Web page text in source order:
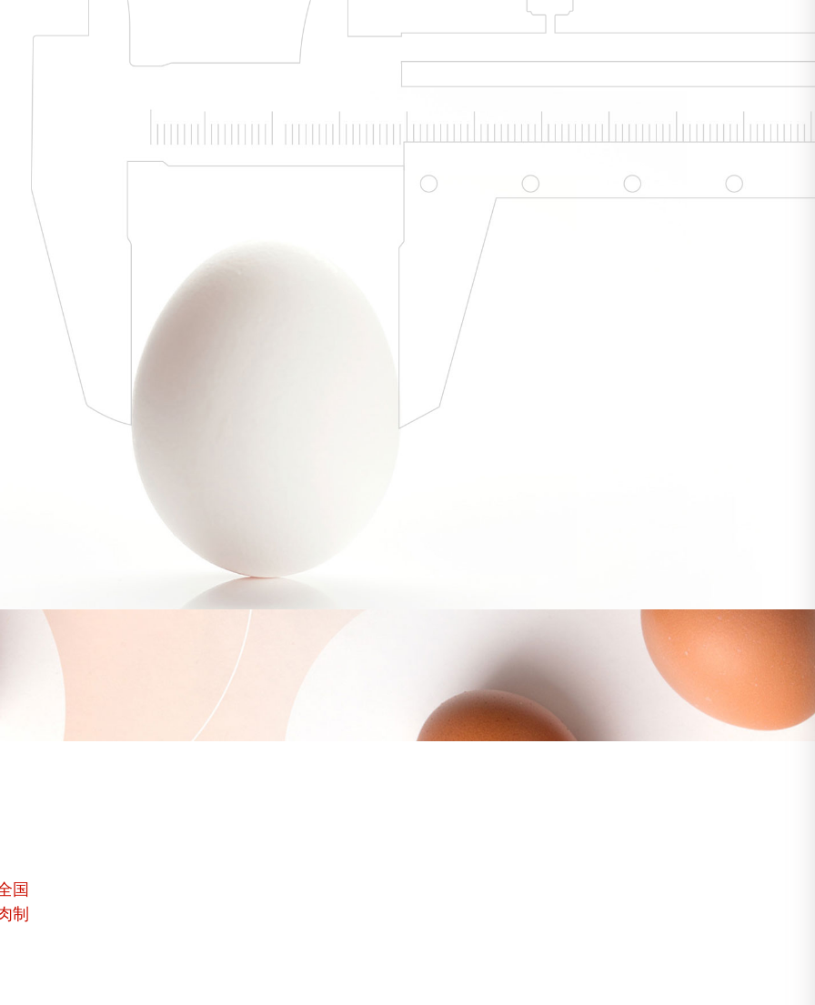
国
制